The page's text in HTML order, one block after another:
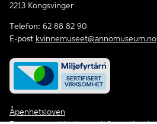
2213 Kongsvinger
Telefon: 62 88 82 90
E-post kvinnemuseet@annomuseum.no
Åpenhetsloven